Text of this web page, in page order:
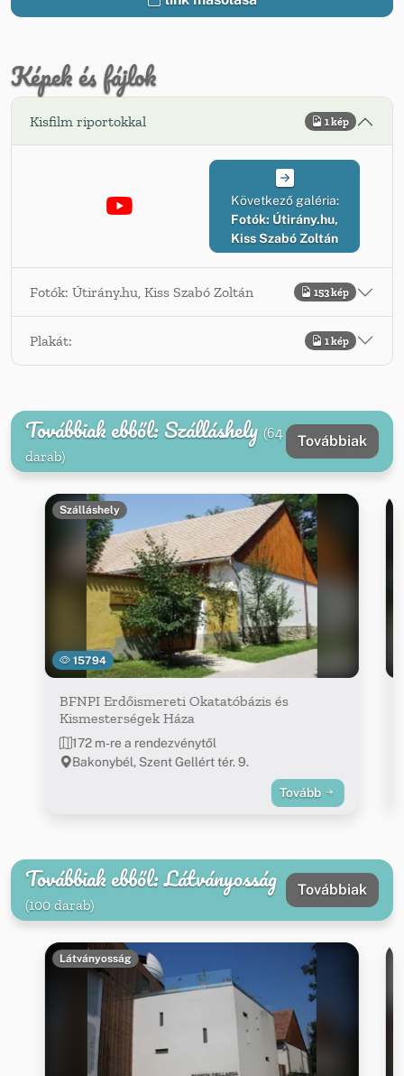
Képek és fájlok
Kisfilm riportokkal 1 kép
Következő galéria:
Fotók: Útirány.hu,
Kiss Szabó Zoltán
Fotók: Útirány.hu, Kiss Szabó Zoltán 153 kép
Plakát: 1 kép
Továbbiak ebből: Szálláshely (64
darab)
Továbbiak
15794
Szálláshely
BFNPI Erdőismereti Okatatóbázis és
Kismesterségek Háza
172 m-re a rendezvénytől
Bakonybél, Szent Gellért tér. 9.
Tovább
Továbbiak ebből: Látványosság
(100 darab)
Továbbiak
Látványosság